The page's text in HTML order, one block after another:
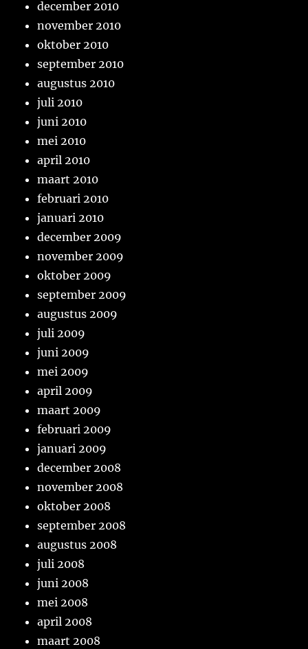
december 2010
november 2010
oktober 2010
september 2010
augustus 2010
juli 2010
juni 2010
mei 2010
april 2010
maart 2010
februari 2010
januari 2010
december 2009
november 2009
oktober 2009
september 2009
augustus 2009
juli 2009
juni 2009
mei 2009
april 2009
maart 2009
februari 2009
januari 2009
december 2008
november 2008
oktober 2008
september 2008
augustus 2008
juli 2008
juni 2008
mei 2008
april 2008
maart 2008